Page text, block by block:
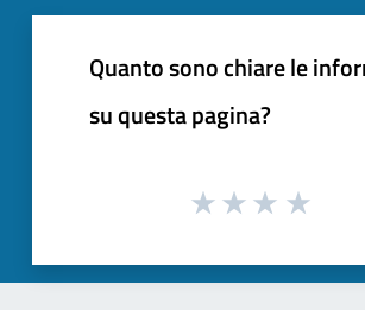
Quanto sono chiare le
su questa pagina?